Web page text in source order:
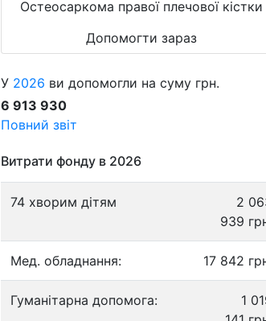
Остеосаркома правої плечової кістки
Допомогти зараз
У 2026 ви допомогли на суму грн.
6 913 930
Повний звіт
Витрати фонду в 2026
74 хворим дітям
2
939
Мед. обладнання: 17 842
Гуманітарна допомога:
1